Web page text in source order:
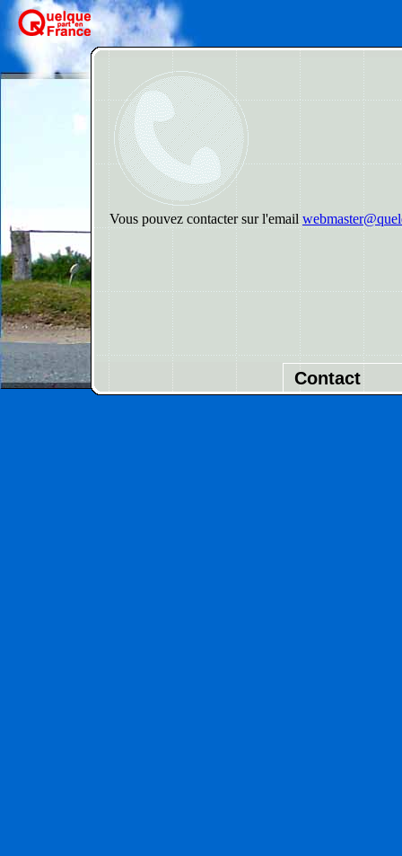
Vous pouvez contacter sur l'email
Contact